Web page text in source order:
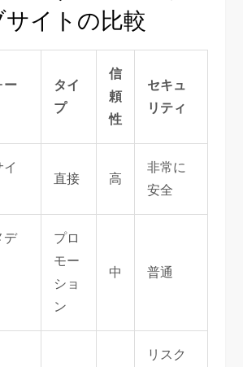
イトの比較
ー
タイ
プ
信
頼
性
セキュ
リティ
直接 高
非常に
安全
デ
プロ
モー
ショ
ン
中 普通
リスク